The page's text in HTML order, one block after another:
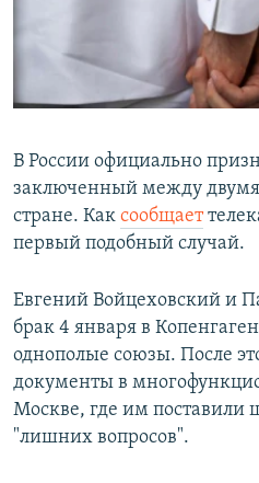
В России официально
заключенный между
стране. Как сообщает
первый подобный случай.
Евгений Войцеховский и
брак 4 января в
однополые союзы. После
документы в
Москве, где им поставили
"лишних вопросов".